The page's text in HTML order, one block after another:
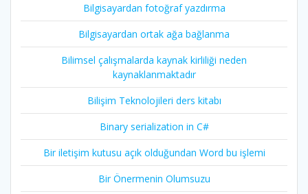
Bilgisayardan fotoğraf yazdırma
Bilgisayardan ortak ağa bağlanma
Bilimsel çalışmalarda kaynak kirliliği neden
kaynaklanmaktadır
Bilişim Teknolojileri ders kitabı
Binary serialization in C#
Bir iletişim kutusu açık olduğundan Word bu işlemi
Bir Önermenin Olumsuzu